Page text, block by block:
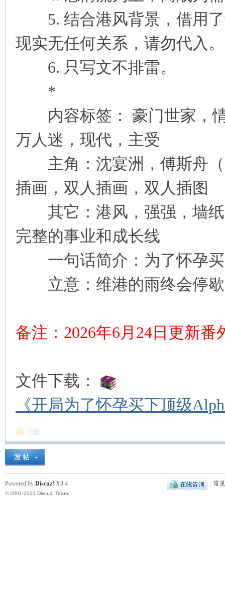
5. 结合港风背景，借用了
现实无任何关系，请勿代入。
6. 只写文不排雷。
*
内容标签： 豪门世家，情
万人迷，现代，主受
主角：沈宴洲，傅斯舟（
插画，双人插画，双人插图
其它：港风，强强，墙纸
完整的事业和成长线
一句话简介：为了怀孕买
立意：维港的雨终会停歇
备注：2026年6月24日更新
文件下载：
《开局为了怀孕买下顶级
回复
常
Powered by Discuz! X3.4
© 2001-2023 Discuz! Team